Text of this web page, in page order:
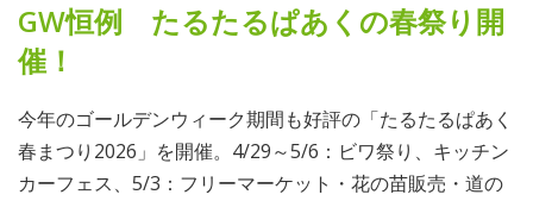
GW恒例 たるたるぱあくの春祭り開
催！
今年のゴールデンウィーク期間も好評の「たるたるぱあく
春まつり2026」を開催。4/29～5/6：ビワ祭り、キッチン
カーフェス、5/3：フリーマーケット・花の苗販売・道の